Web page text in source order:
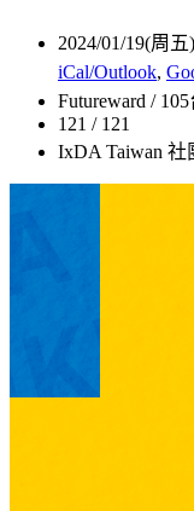
2024/01/19(周
iCal/Outlook,
Futureward /
121 / 121
IxDA Taiwan